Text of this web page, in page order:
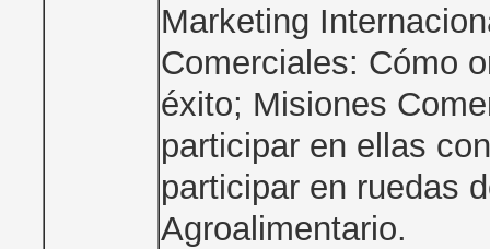
Marketing
Comerciales: Cómo
éxito; Misiones
participar en ellas
participar en ruedas
Agroalimentario.